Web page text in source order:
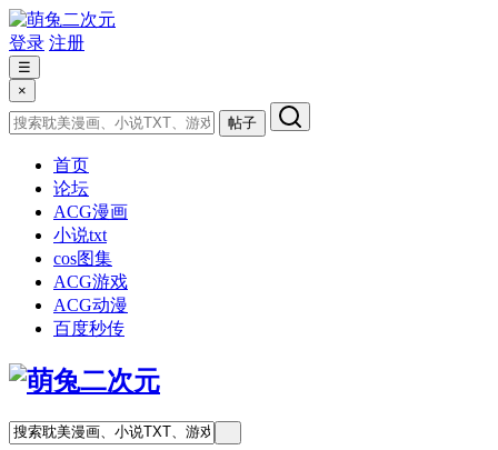
登录 注册
☰
×
帖子
首页
论坛
ACG漫画
小说txt
cos图集
ACG游戏
ACG动漫
百度秒传